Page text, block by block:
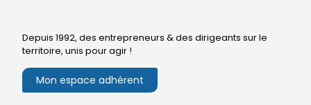
Depuis 1992, des entrepreneurs & des dirigeants sur le
territoire, unis pour agir !
Mon espace adhérent